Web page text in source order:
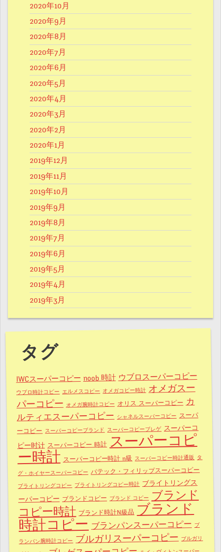
2020年10月
2020年9月
2020年8月
2020年7月
2020年6月
2020年5月
2020年4月
2020年3月
2020年2月
2020年1月
2019年12月
2019年11月
2019年10月
2019年9月
2019年8月
2019年7月
2019年6月
2019年5月
2019年4月
2019年3月
タグ
IWCスーパーコピー noob 時計 ウブロスーパーコピー
ウブロ時計コピー エルメスコピー オメガコピー時計 オメガスー
パーコピー オメガ腕時計コピー オリス スーパーコピー カ
ルティエスーパーコピー シャネルスーパーコピー スーパ
ーコピー スーパーコピーブランド スーパーコピーブレゲ スーパーコ
ピー时计 スーパーコピー 時計 スーパーコピ
ー時計 スーパーコピー時計 n級 スーパーコピー時計通販 タ
グ・ホイヤースーパーコピー パテック・フィリップスーパーコピー
ブライトリングコピー ブライトリングコピー時計 ブライトリングス
ーパーコピー ブランドコピー ブランド コピー ブランド
コピー時計 ブランド時計N級品 ブランド
時計コピー ブランパンスーパーコピー ブ
ランパン腕時計コピー ブルガリスーパーコピー ブルガリ